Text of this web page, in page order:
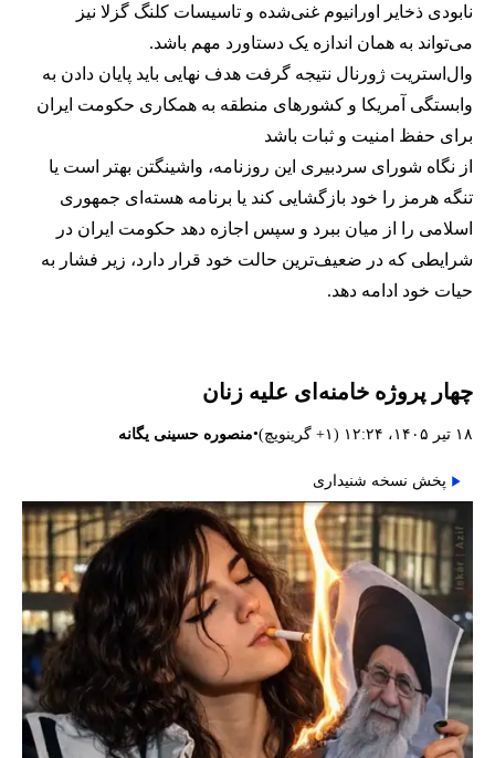
نابودی ذخایر اورانیوم غنی‌شده و تاسیسات کلنگ گزلا نیز
می‌تواند به همان اندازه یک دستاورد مهم باشد.
وال‌استریت ژورنال نتیجه گرفت هدف نهایی باید پایان دادن به
وابستگی آمریکا و کشورهای منطقه به همکاری حکومت ایران
برای حفظ امنیت و ثبات باشد
از نگاه شورای سردبیری این روزنامه، واشینگتن بهتر است یا
تنگه هرمز را خود بازگشایی کند یا برنامه هسته‌ای جمهوری
اسلامی را از میان ببرد و سپس اجازه دهد حکومت ایران در
شرایطی که در ضعیف‌ترین حالت خود قرار دارد، زیر فشار به
حیات خود ادامه دهد.
چهار پروژه‌ خامنه‌ای علیه زنان
۱۸ تیر ۱۴۰۵، ۱۲:۲۴ (‎+۱ گرینویچ) •منصوره حسینی یگانه
پخش نسخه شنیداری